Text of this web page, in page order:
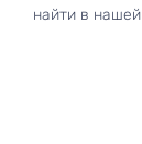
найти в нашей